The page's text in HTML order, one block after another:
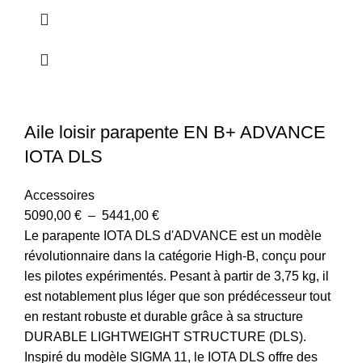
Aile loisir parapente EN B+ ADVANCE
IOTA DLS
Accessoires
5090,00 € – 5441,00 €
Le parapente IOTA DLS d'ADVANCE est un modèle
révolutionnaire dans la catégorie High-B, conçu pour
les pilotes expérimentés. Pesant à partir de 3,75 kg, il
est notablement plus léger que son prédécesseur tout
en restant robuste et durable grâce à sa structure
DURABLE LIGHTWEIGHT STRUCTURE (DLS).
Inspiré du modèle SIGMA 11, le IOTA DLS offre des